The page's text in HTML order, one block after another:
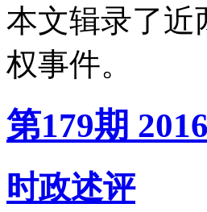
本文辑录了近
权事件。
第179期
时政述评